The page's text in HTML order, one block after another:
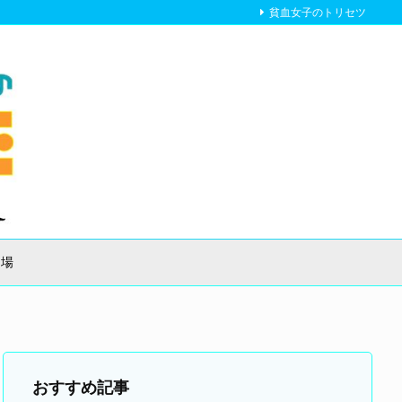
貧血女子のトリセツ
おすすめ記事